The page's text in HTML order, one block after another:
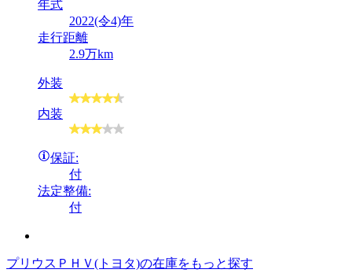
年式
2022(令4)年
走行距離
2.9万km
外装
内装
保証:
付
法定整備:
付
プリウスＰＨＶ(トヨタ)の在庫をもっと探す